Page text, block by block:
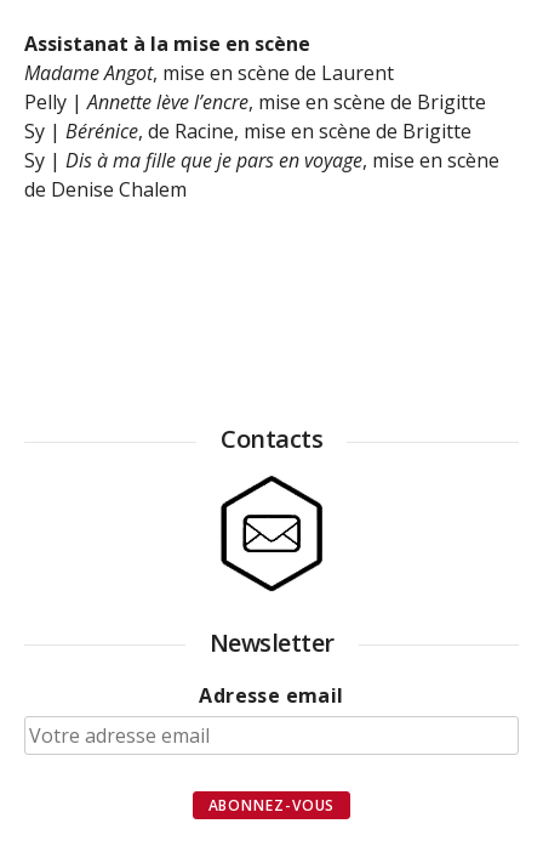
Assistanat à la mise en scène
Madame Angot, mise en scène de Laurent
Pelly |Annette lève l’encre, mise en scène de Brigitte
Sy | Bérénice, de Racine, mise en scène de Brigitte
Sy | Dis à ma fille que je pars en voyage, mise en scène
de Denise Chalem
Contacts
Newsletter
Adresse email